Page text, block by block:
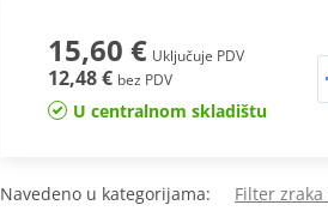
15,60 € Uključuje PDV
12,48 € bez PDV
U centralnom skladištu
Navedeno u kategorijama: Filter zraka